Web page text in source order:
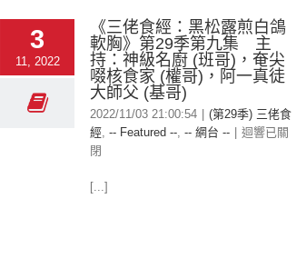
3
11, 2022
《三佬食經：黑松露煎白鴿
軟胸》第29季第九集 主
持：神級名廚 (班哥)，奄尖
啜核食家 (權哥)，阿一真徒
大師父 (基哥)
2022/11/03 21:00:54
(第29季) 三佬食
經, -- Featured --, -- 網台 --
迴響已關
閉
[...]